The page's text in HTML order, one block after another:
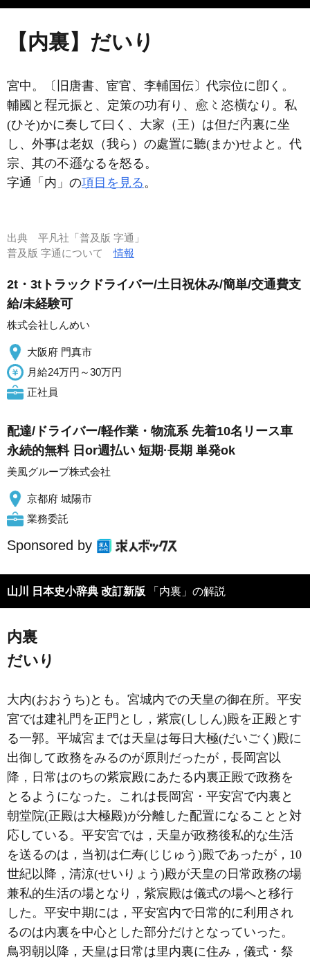
【内裏】だいり
宮中。〔旧唐書、宦官、李輔国伝〕代宗位に
く。
輔國と
元振と、定策の功 り、 恣
なり。私
(ひそ)かに奏して曰く、大家（王）は但だ
裏に坐
し、外事は老奴（我ら）の處置に聽(まか)せよと。代
宗、其の不
なるを怒る。
字通「内」の項目を見る。
出典 平凡社「普及版 字通」
普及版 字通について情報
2t・3tトラックドライバー/土日祝休み/簡単/交通費支
給/未経験可
株式会社しんめい
大阪府 門真市
月給24万円～30万円
正社員
配達/ドライバー/軽作業・物流系 先着10名リース車
永続的無料 日or週払い 短期·長期 単発ok
美風グループ株式会社
京都府 城陽市
業務委託
Sponsored by
山川 日本史小辞典 改訂新版 「内裏」の解説
内裏
だいり
大内(おおうち)とも。宮城内での天皇の御在所。平安
宮では建礼門を正門とし，紫宸(ししん)殿を正殿とす
る一郭。平城宮までは天皇は毎日大極(だいごく)殿に
出御して政務をみるのが原則だったが，長岡宮以
降，日常はのちの紫宸殿にあたる内裏正殿で政務を
とるようになった。これは長岡宮・平安宮で内裏と
朝堂院(正殿は大極殿)が分離した配置になることと対
応している。平安宮では，天皇が政務後私的な生活
を送るのは，当初は仁寿(じじゅう)殿であったが，10
世紀以降，清涼(せいりょう)殿が天皇の日常政務の場
兼私的生活の場となり，紫宸殿は儀式の場へと移行
した。平安中期には，平安宮内で日常的に利用され
るのは内裏を中心とした部分だけとなっていった。
鳥羽朝以降，天皇は日常は里内裏に住み，儀式・祭